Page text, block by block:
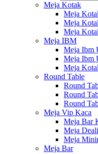
Meja Kotak
Meja
Meja
Meja
Meja IBM
Meja Ibm
Meja Ibm
Meja
Round Table
Round
Round
Round
Meja Vip Kaca
Meja Bar
Meja
Meja
Meja Bar